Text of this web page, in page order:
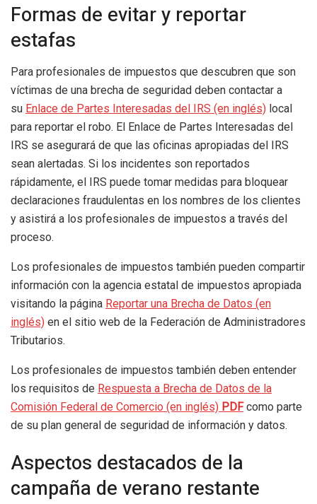
Formas de evitar y reportar
estafas
Para profesionales de impuestos que descubren que son
víctimas de una brecha de seguridad deben contactar a
su Enlace de Partes Interesadas del IRS (en inglés) local
para reportar el robo. El Enlace de Partes Interesadas del
IRS se asegurará de que las oficinas apropiadas del IRS
sean alertadas. Si los incidentes son reportados
rápidamente, el IRS puede tomar medidas para bloquear
declaraciones fraudulentas en los nombres de los clientes
y asistirá a los profesionales de impuestos a través del
proceso.
Los profesionales de impuestos también pueden compartir
información con la agencia estatal de impuestos apropiada
visitando la página Reportar una Brecha de Datos (en
inglés) en el sitio web de la Federación de Administradores
Tributarios.
Los profesionales de impuestos también deben entender
los requisitos de Respuesta a Brecha de Datos de la
Comisión Federal de Comercio (en inglés) PDFcomo parte
de su plan general de seguridad de información y datos.
Aspectos destacados de la
campaña de verano restante